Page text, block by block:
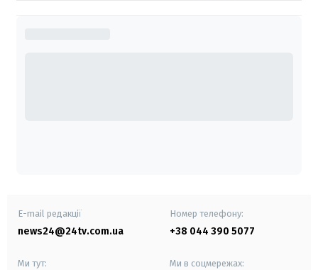
E-mail редакції
news24@24tv.com.ua
Номер телефону:
+38 044 390 5077
Ми тут: Ми в соцмережах: